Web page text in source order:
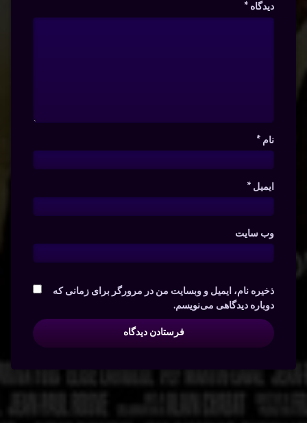
دیدگاه *
نام *
ایمیل *
وب‌ سایت
ذخیره نام، ایمیل و وبسایت من در مرورگر برای زمانی که
دوباره دیدگاهی می‌نویسم.